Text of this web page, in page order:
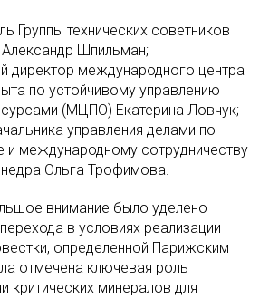
Группы технических советников
Шпильман;
директор международного центра
по устойчивому управлению
(МЦПО) Екатерина Ловчук;
управления делами по
и международному сотрудничеству
Ольга Трофимова.
внимание было уделено
в условиях реализации
определенной Парижским
отмечена ключевая роль
критических минералов для